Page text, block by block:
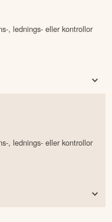
, lednings- eller kontrollor
, lednings- eller kontrollor